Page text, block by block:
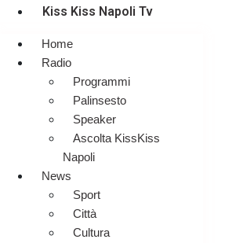
Kiss Kiss Napoli Tv
Home
Radio
Programmi
Palinsesto
Speaker
Ascolta KissKiss
Napoli
News
Sport
Città
Cultura